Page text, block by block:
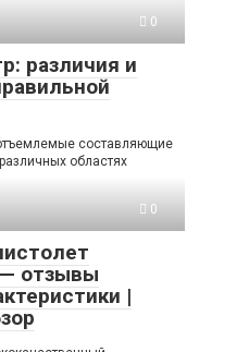
0
различия и
составляющие
областях
0
отзывы
|